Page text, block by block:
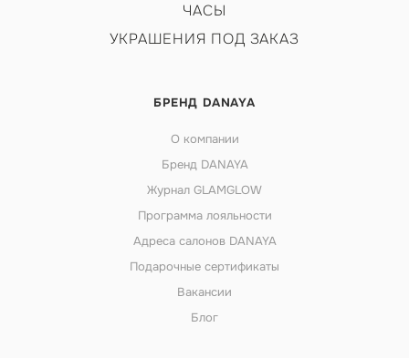
ЧАСЫ
УКРАШЕНИЯ ПОД ЗАКАЗ
БРЕНД DANAYA
О компании
Бренд DANAYA
Журнал GLAMGLOW
Программа лояльности
Адреса салонов DANAYA
Подарочные сертификаты
Вакансии
Блог